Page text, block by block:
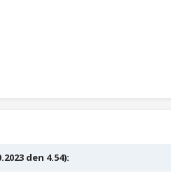
den 4.54):